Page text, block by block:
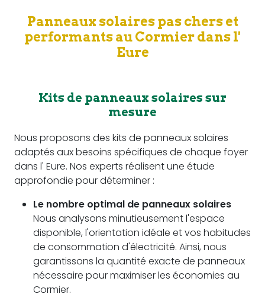
Panneaux solaires pas chers et
performants au Cormier dans l'
Eure
Kits de panneaux solaires sur
mesure
Nous proposons des kits de panneaux solaires
adaptés aux besoins spécifiques de chaque foyer
dans l' Eure. Nos experts réalisent une étude
approfondie pour déterminer :
Le nombre optimal de panneaux solaires
Nous analysons minutieusement l'espace
disponible, l'orientation idéale et vos habitudes
de consommation d'électricité. Ainsi, nous
garantissons la quantité exacte de panneaux
nécessaire pour maximiser les économies au
Cormier.